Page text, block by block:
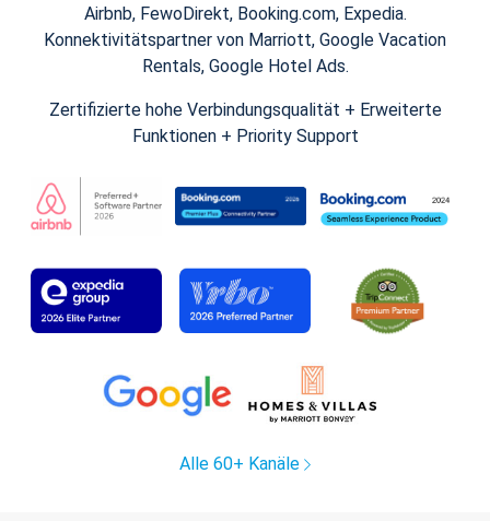
Airbnb, FewoDirekt, Booking.com, Expedia.
Konnektivitätspartner von Marriott, Google Vacation
Rentals, Google Hotel Ads.
Zertifizierte hohe Verbindungsqualität + Erweiterte
Funktionen + Priority Support
Alle 60+ Kanäle